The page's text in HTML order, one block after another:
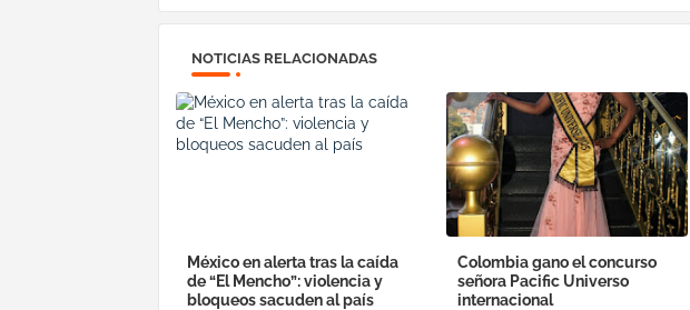
NOTICIAS RELACIONADAS
México en alerta tras la caída
de “El Mencho”: violencia y
bloqueos sacuden al país
Colombia gano el concurso
señora Pacific Universo
internacional